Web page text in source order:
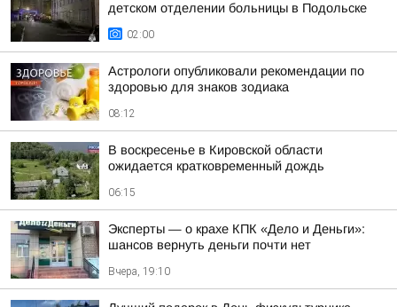
детском отделении больницы в Подольске
02:00
Астрологи опубликовали рекомендации по
здоровью для знаков зодиака
08:12
В воскресенье в Кировской области
ожидается кратковременный дождь
06:15
Эксперты — о крахе КПК «Дело и Деньги»:
шансов вернуть деньги почти нет
Вчера, 19:10